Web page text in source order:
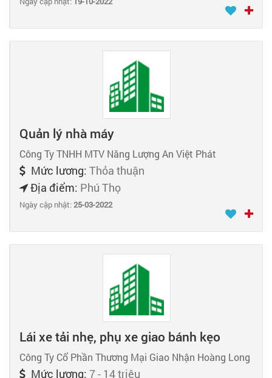
Quản lý nhà máy
Công Ty TNHH MTV Năng Lượng An Việt Phát
Mức lương: Thỏa thuận
Địa điểm: Phú Thọ
Ngày cập nhật:25-03-2022
Lái xe tải nhẹ, phụ xe giao bánh kẹo
Công Ty Cổ Phần Thương Mại Giao Nhận Hoàng Long
Mức lương: 7 - 14 triệu